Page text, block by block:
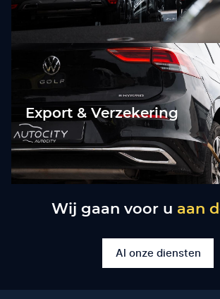
Export & Verzekering
Wij gaan voor u aan
Al onze diensten